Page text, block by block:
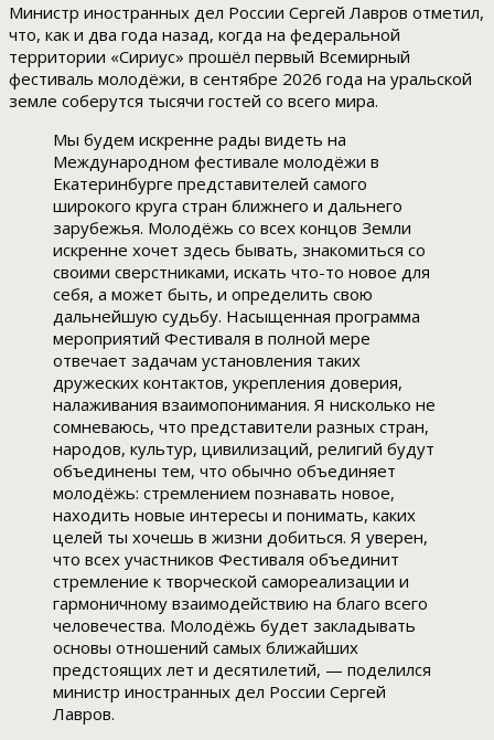
Министр иностранных дел России Сергей Лавров отметил,
что, как и два года назад, когда на федеральной
территории «Сириус» прошёл первый Всемирный
фестиваль молодёжи, в сентябре 2026 года на уральской
земле соберутся тысячи гостей со всего мира.
Мы будем искренне рады видеть на
Международном фестивале молодёжи в
Екатеринбурге представителей самого
широкого круга стран ближнего и дальнего
зарубежья. Молодёжь со всех концов Земли
искренне хочет здесь бывать, знакомиться со
своими сверстниками, искать что-то новое для
себя, а может быть, и определить свою
дальнейшую судьбу. Насыщенная программа
мероприятий Фестиваля в полной мере
отвечает задачам установления таких
дружеских контактов, укрепления доверия,
налаживания взаимопонимания. Я нисколько не
сомневаюсь, что представители разных стран,
народов, культур, цивилизаций, религий будут
объединены тем, что обычно объединяет
молодёжь: стремлением познавать новое,
находить новые интересы и понимать, каких
целей ты хочешь в жизни добиться. Я уверен,
что всех участников Фестиваля объединит
стремление к творческой самореализации и
гармоничному взаимодействию на благо всего
человечества. Молодёжь будет закладывать
основы отношений самых ближайших
предстоящих лет и десятилетий, — поделился
министр иностранных дел России Сергей
Лавров.